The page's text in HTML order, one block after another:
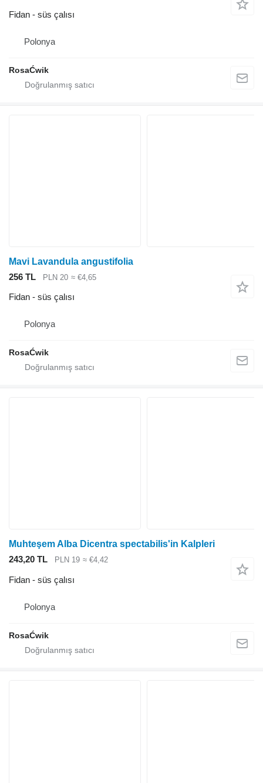
Fidan - süs çalısı
Polonya
RosaĆwik
Mavi Lavandula angustifolia
256 TL
PLN 20 ≈ €4,65
Fidan - süs çalısı
Polonya
RosaĆwik
Muhteşem Alba Dicentra spectabilis'in Kalpleri
243,20 TL
PLN 19 ≈ €4,42
Fidan - süs çalısı
Polonya
RosaĆwik